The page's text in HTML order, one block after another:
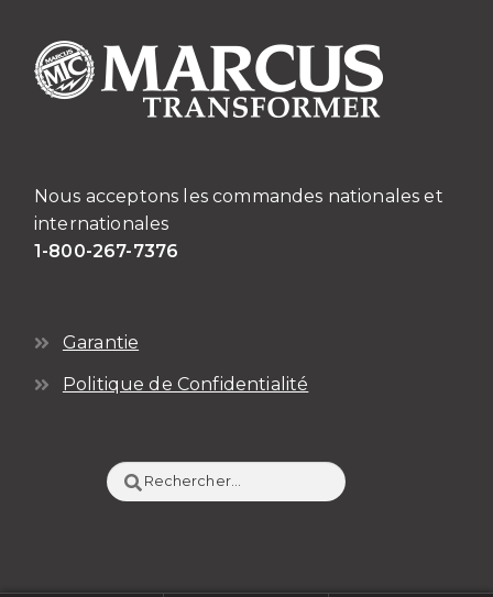
Nous acceptons les commandes nationales et
internationales
1-800-267-7376
Garantie
Politique de Confidentialité
Rechercher :